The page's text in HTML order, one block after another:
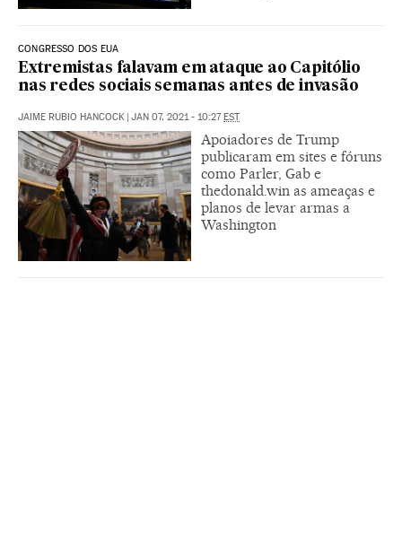
CONGRESSO DOS EUA
Extremistas falavam em ataque ao Capitólio
nas redes sociais semanas antes de invasão
JAIME RUBIO HANCOCK JAN 07, 2021 - 10:27 EST
Apoiadores de Trump
publicaram em sites e fóruns
como Parler, Gab e
thedonald.win as ameaças e
planos de levar armas a
Washington